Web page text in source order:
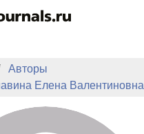
содержанию
ИЗДАНИЯ
ПОДАТЬ РУКОПИСЬ
БАЗА ЗНАНИЙ
Авторы
Елена Валентиновна